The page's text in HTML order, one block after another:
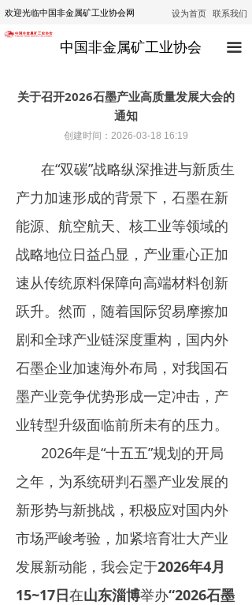
中国非金属矿工业协会
欢迎光临中国非金属矿工业协会网 设为首页 联系我们
끀
首页
行业动态
技术咨询
技术培训
经济运行
政策法规
公示
关于召开2026石墨产业高质量发展大会的
通知
在“双碳”战略纵深推进与新质生
产力加速形成的背景下，石墨在新
能源、航空航天、核工业等领域的
战略地位日益凸显，产业重心正加
速从传统原料保障向高端材料创新
跃升。然而，随着国际贸易摩擦加
剧和全球产业链深度重构，国内外
石墨企业加速海外布局，对我国石
墨产业竞争优势形成一定冲击，产
业转型升级面临前所未有的压力。
2026年是“十五五”规划的开局
之年，为系统研判石墨产业发展的
新形势与新挑战，积极应对国内外
市场严峻考验，加紧培育壮大产业
发展新动能，我会定于2026年4月
15~17日在山东淄博举办“2026石墨
创建时间： 2026-03-18 16:19